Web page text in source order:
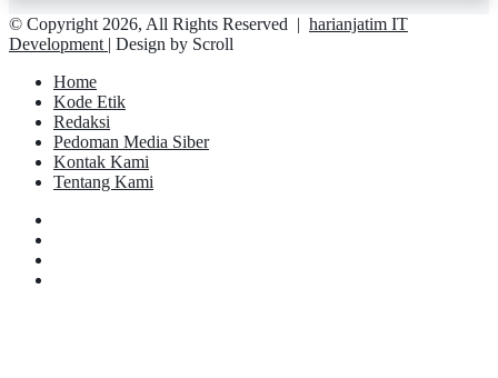
© Copyright 2026, All Rights Reserved | harianjatim IT
Development | Design by Scroll
Home
Kode Etik
Redaksi
Pedoman Media Siber
Kontak Kami
Tentang Kami